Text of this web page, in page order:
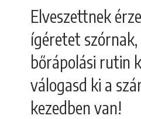
Elveszettnek
ígéretet
bőrápolási rutin
válogasd ki a
kezedben van!